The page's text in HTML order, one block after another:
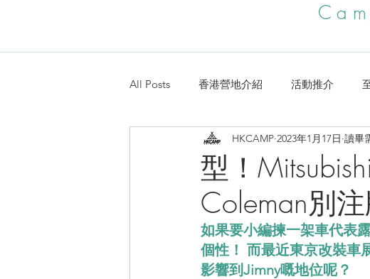
All Posts 香港營地介紹 活動推介
露營blogger分享 新手入坑系列
CAMPER音樂電影
型！
Coleman別
HKCAMP 2023年1月17日 讀畢
如果要小編揀一架車代表
個性！ 而最近東京改裝車
影響到Jimny嘅地位呢？